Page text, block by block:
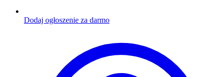
Dodaj ogłoszenie za darmo